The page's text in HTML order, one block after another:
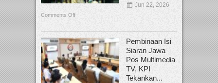
Jun 22, 2026
Comments Off
Pembinaan Isi
Siaran Jawa
Pos Multimedia
TV, KPI
Tekankan...